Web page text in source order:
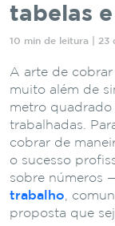
tabelas
10 min de leitura | 23
A arte de
muito além de
metro quadrado
trabalhadas.
cobrar de
o sucesso
sobre números
trabalho ,
proposta que